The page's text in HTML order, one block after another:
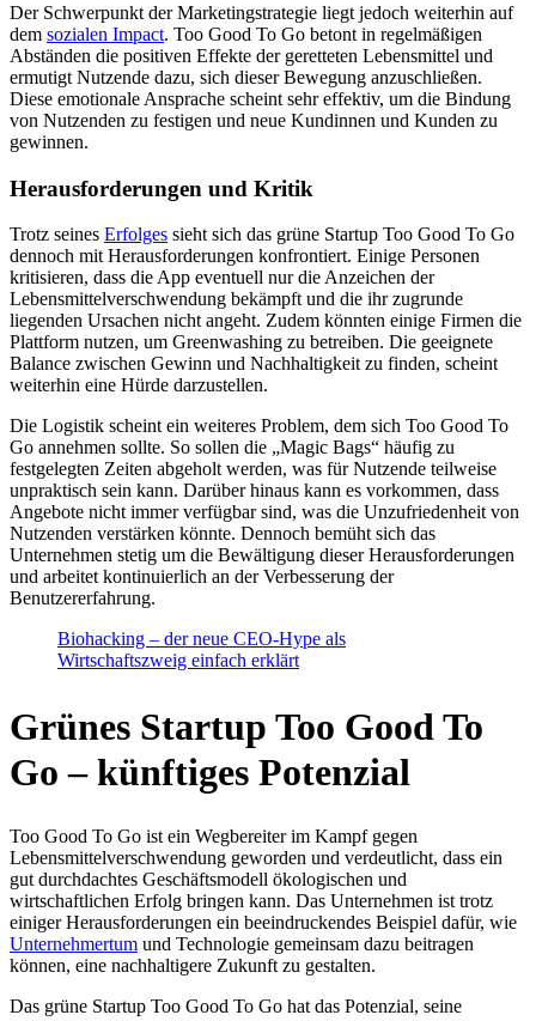
Der Schwerpunkt der Marketingstrategie liegt jedoch weiterhin auf
dem sozialen Impact. Too Good To Go betont in regelmäßigen
Abständen die positiven Effekte der geretteten Lebensmittel und
ermutigt Nutzende dazu, sich dieser Bewegung anzuschließen.
Diese emotionale Ansprache scheint sehr effektiv, um die Bindung
von Nutzenden zu festigen und neue Kundinnen und Kunden zu
gewinnen.
Herausforderungen und Kritik
Trotz seines Erfolges sieht sich das grüne Startup Too Good To Go
dennoch mit Herausforderungen konfrontiert. Einige Personen
kritisieren, dass die App eventuell nur die Anzeichen der
Lebensmittelverschwendung bekämpft und die ihr zugrunde
liegenden Ursachen nicht angeht. Zudem könnten einige Firmen die
Plattform nutzen, um Greenwashing zu betreiben. Die geeignete
Balance zwischen Gewinn und Nachhaltigkeit zu finden, scheint
weiterhin eine Hürde darzustellen.
Die Logistik scheint ein weiteres Problem, dem sich Too Good To
Go annehmen sollte. So sollen die „Magic Bags“ häufig zu
festgelegten Zeiten abgeholt werden, was für Nutzende teilweise
unpraktisch sein kann. Darüber hinaus kann es vorkommen, dass
Angebote nicht immer verfügbar sind, was die Unzufriedenheit von
Nutzenden verstärken könnte. Dennoch bemüht sich das
Unternehmen stetig um die Bewältigung dieser Herausforderungen
und arbeitet kontinuierlich an der Verbesserung der
Benutzererfahrung.
Biohacking – der neue CEO-Hype als
Wirtschaftszweig einfach erklärt
Grünes Startup Too Good To
Go – künftiges Potenzial
Too Good To Go ist ein Wegbereiter im Kampf gegen
Lebensmittelverschwendung geworden und verdeutlicht, dass ein
gut durchdachtes Geschäftsmodell ökologischen und
wirtschaftlichen Erfolg bringen kann. Das Unternehmen ist trotz
einiger Herausforderungen ein beeindruckendes Beispiel dafür, wie
Unternehmertum und Technologie gemeinsam dazu beitragen
können, eine nachhaltigere Zukunft zu gestalten.
Das grüne Startup Too Good To Go hat das Potenzial, seine